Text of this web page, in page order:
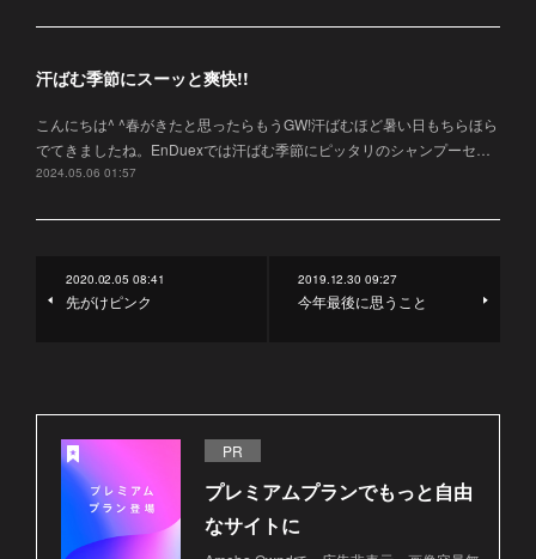
汗ばむ季節にスーッと爽快!!
こんにちは^ ^春がきたと思ったらもうGW!汗ばむほど暑い日もちらほら
でてきましたね。EnDuexでは汗ばむ季節にピッタリのシャンプーセ…
2024.05.06 01:57
2020.02.05 08:41
先がけピンク
2019.12.30 09:27
今年最後に思うこと
PR
プレミアムプランでもっと自由
なサイトに